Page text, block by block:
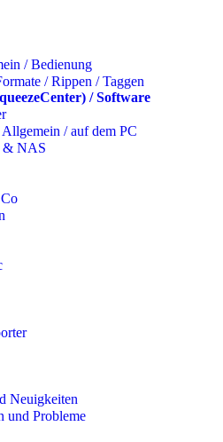
/ Bedienung
/ Rippen / Taggen
/ Software
/ auf dem PC
& NAS
Neuigkeiten
Probleme